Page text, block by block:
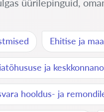
üürilepinguid,
Ehitise ja
ja
hooldus- ja